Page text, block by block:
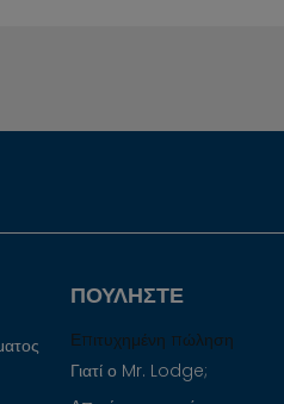
ΠΟΥΛΉΣΤΕ
Επιτυχημένη πώληση
Γιατί ο Mr. Lodge;